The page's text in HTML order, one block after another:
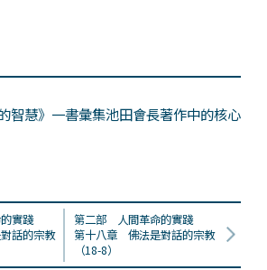
智慧》一書彙集池田會長著作中的核心
實踐
話的宗教
第二部 人間革命的實踐
第十八章 佛法是對話的宗教
（18-8）